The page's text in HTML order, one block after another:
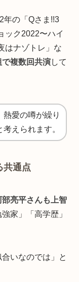
年の「Qさま!!3
ック2022〜ハイ
はナゾトレ」な
複数回共演して
愛の噂が繰り
えられます。
共通点
部亮平さんも上智
家」「高学歴」
いなのでは」と